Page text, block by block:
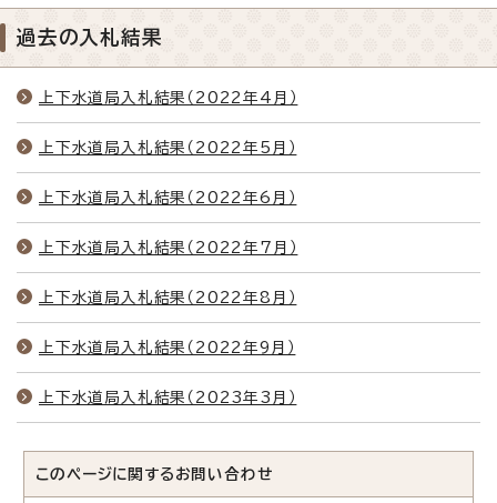
過去の入札結果
上下水道局入札結果（2022年4月）
上下水道局入札結果（2022年5月）
上下水道局入札結果（2022年6月）
上下水道局入札結果（2022年7月）
上下水道局入札結果（2022年8月）
上下水道局入札結果（2022年9月）
上下水道局入札結果（2023年3月）
このページに関する お問い合わせ